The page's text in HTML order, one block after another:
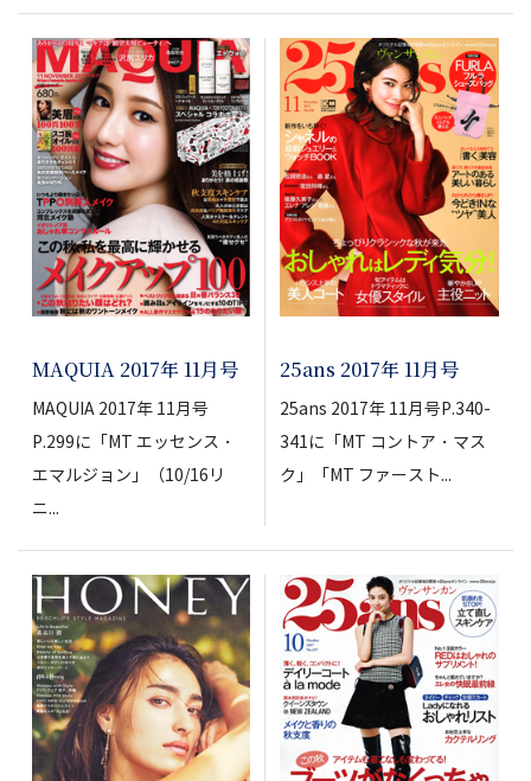
MAQUIA 2017年 11月号
MAQUIA 2017年 11月号
P.299に「MT エッセンス・
エマルジョン」（10/16リ
ニ...
25ans 2017年 11月号
25ans 2017年 11月号P.340-
341に「MT コントア・マス
ク」「MT ファースト...